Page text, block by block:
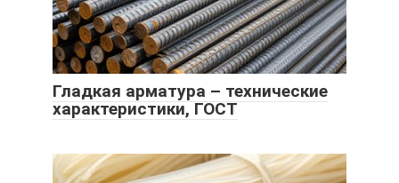
Гладкая арматура – технические
характеристики, ГОСТ